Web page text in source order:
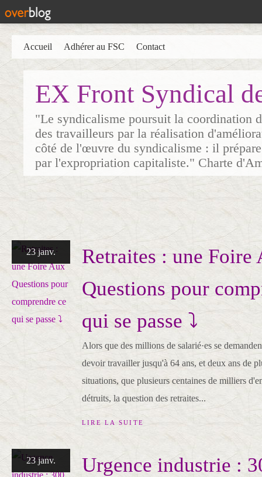
EX Front Syndical
"Le syndicalisme poursuit la coordination
des travailleurs par la réalisation
côté de l'œuvre du syndicalisme : il
par l'expropriation capitaliste." Charte
Accueil Adhérer au FSC Contact
23 janv.
Retraites : une Foire
Questions pour
qui se passe ⤵️
Alors que des millions de salarié·es se
devoir travailler jusqu'à 64 ans, et deux ans de
situations, que plusieurs centaines de milliers
détruits, la question des retraites...
LIRE LA SUITE
23 janv.
Urgence industrie :